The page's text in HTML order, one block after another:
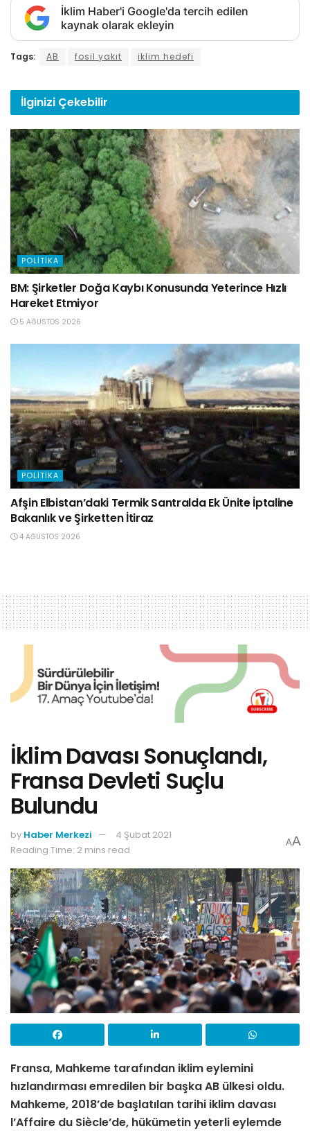
İklim Haber'i Google'da tercih edilen
kaynak olarak ekleyin
Tags: AB fosil yakıt iklim hedefi
İlginizi Çekebilir
POLITIKA
BM: Şirketler Doğa Kaybı Konusunda Yeterince Hızlı
Hareket Etmiyor
5 AĞUSTOS 2026
POLITIKA
Afşin Elbistan’daki Termik Santralda Ek Ünite İptaline
Bakanlık ve Şirketten İtiraz
4 AĞUSTOS 2026
İklim Davası Sonuçlandı,
Fransa Devleti Suçlu
Bulundu
by Haber Merkezi
4 Şubat 2021
Reading Time: 2 mins read
AA
Fransa, Mahkeme tarafından iklim eylemini
hızlandırması emredilen bir başka AB ülkesi oldu.
Mahkeme, 2018’de başlatılan tarihi iklim davası
l’Affaire du Siècle’de, hükümetin yeterli eylemde